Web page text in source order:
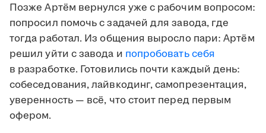
Позже Артём вернулся уже с рабочим вопросом:
попросил помочь с задачей для завода, где
тогда работал. Из общения выросло пари: Артём
решил уйти с завода и попробовать себя
в разработке. Готовились почти каждый день:
собеседования, лайвкодинг, самопрезентация,
уверенность — всё, что стоит перед первым
офером.